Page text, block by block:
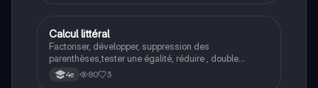
Maths
Calcul littéral
Factoriser, développer, suppression des
parenthèses,tester une égalité, réduire , double
distributivité
4e 80 3